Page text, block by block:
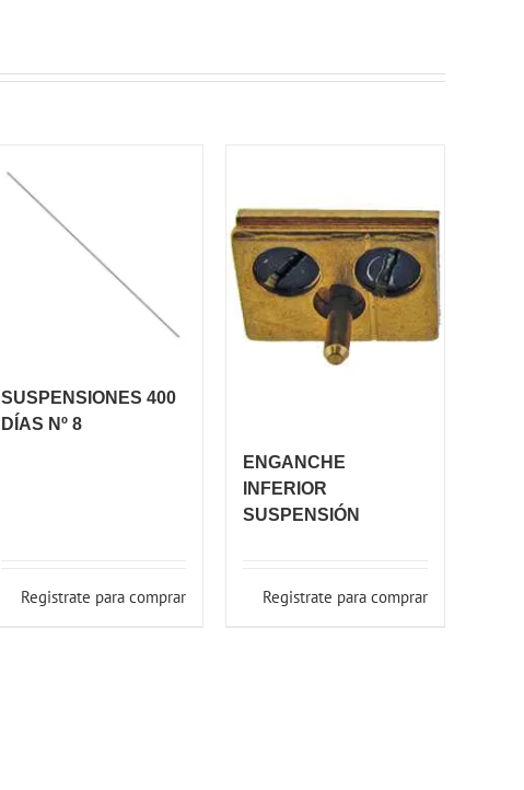
SUSPENSIONES 400
DÍAS Nº 8
Registrate para comprar
ENGANCHE
INFERIOR
SUSPENSIÓN
Registrate para comprar